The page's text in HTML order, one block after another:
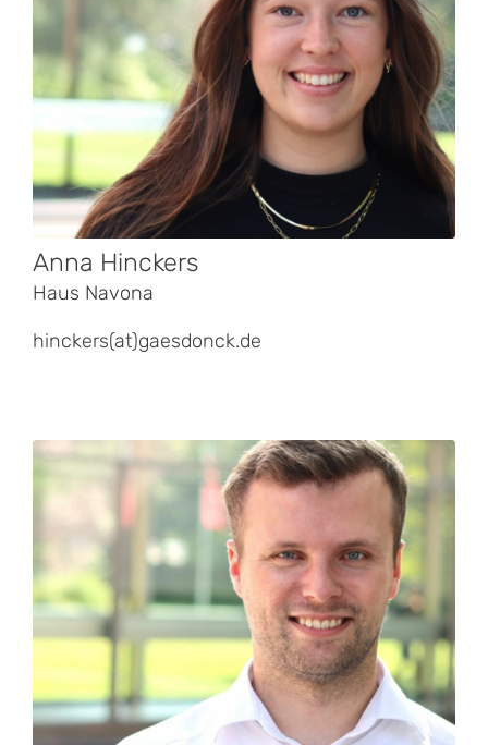
Anna Hinckers
Haus Navona
hinckers(at)gaesdonck.de